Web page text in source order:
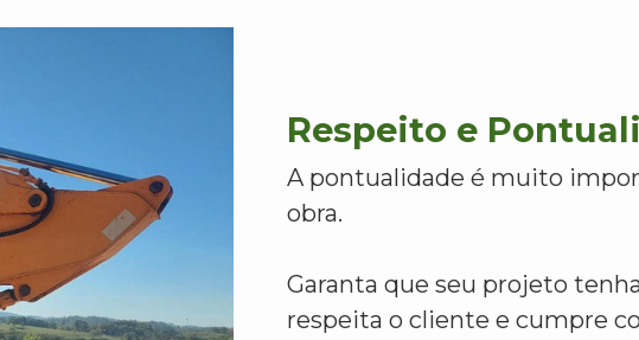
Respeito e
A pontualidade é muito
obra.
Garanta que seu projeto
respeita o cliente e cumpre